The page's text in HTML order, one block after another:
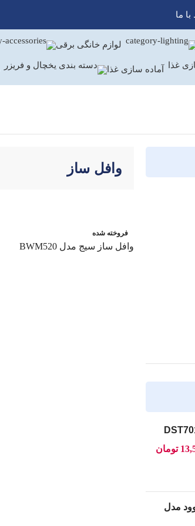
با ما
لوازم خانگی برقی
آماده سازی غذا
تومان
مدل
وافل ساز
فروخته شده
وافل ساز سیج مدل BWM520